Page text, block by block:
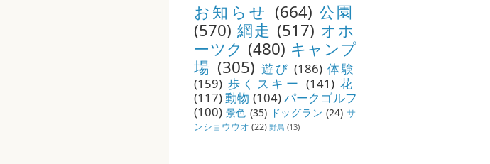
お知らせ (664) 公園
(570) 網走 (517) オホ
ーツク (480) キャンプ
場 (305) 遊び (186) 体験
(159) 歩くスキー (141) 花
(117)動物 (104)パークゴルフ
(100) 景色 (35) ドッグラン (24) サ
ンショウウオ (22) 野鳥 (13)